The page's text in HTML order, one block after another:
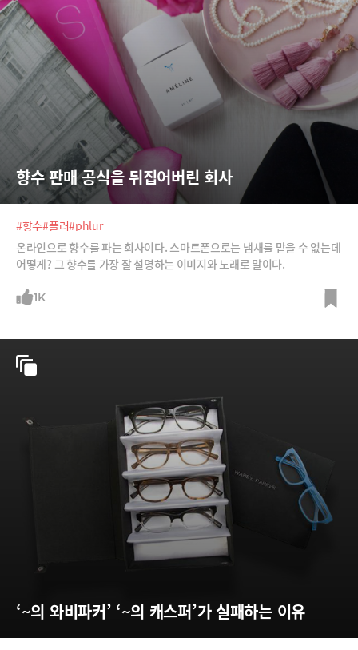
향수 판매 공식을 뒤집어버린 회사
#향수#플러#phlur
온라인으로 향수를 파는 회사이다. 스마트폰으로는 냄새를 맡을 수 없는데
어떻게? 그 향수를 가장 잘 설명하는 이미지와 노래로 말이다.
1K
‘~의 와비파커’ ‘~의 캐스퍼’가 실패하는 이유